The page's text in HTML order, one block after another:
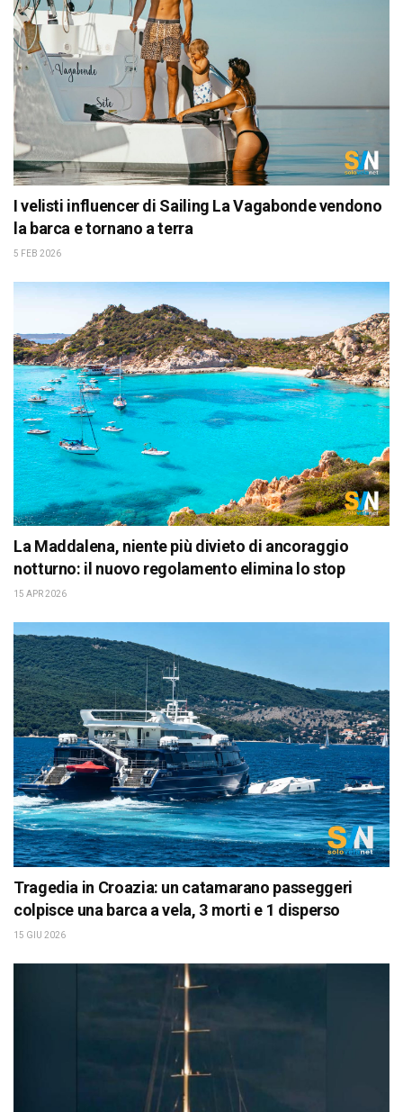
I velisti influencer di Sailing La Vagabonde vendono
la barca e tornano a terra
5 FEB 2026
La Maddalena, niente più divieto di ancoraggio
notturno: il nuovo regolamento elimina lo stop
15 APR 2026
Tragedia in Croazia: un catamarano passeggeri
colpisce una barca a vela, 3 morti e 1 disperso
15 GIU 2026